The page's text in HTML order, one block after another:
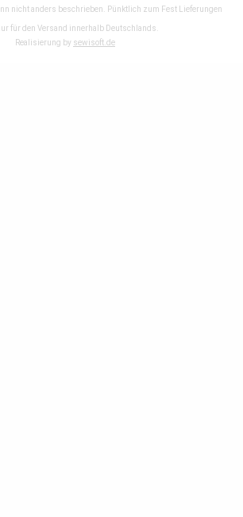
nicht anders beschrieben. Pünktlich zum Fest Lieferungen
für den Versand innerhalb Deutschlands.
Realisierung by sewisoft.de